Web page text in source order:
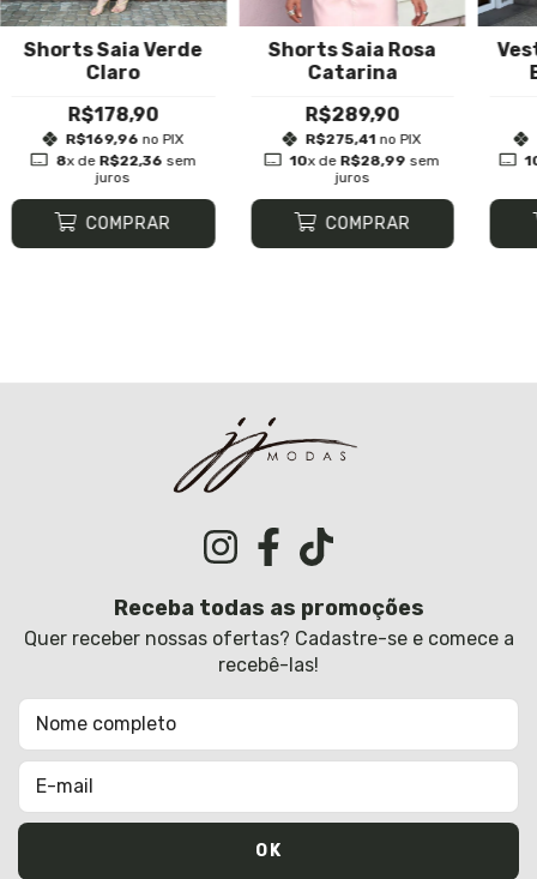
Shorts Saia Verde
Claro
R$178,90
R$169,96 no PIX
8x de R$22,36 sem
juros
COMPRAR
Shorts Saia Rosa
Catarina
R$289,90
R$275,41 no PIX
10x de R$28,99 sem
juros
COMPRAR
Receba todas as promoções
Quer receber nossas ofertas? Cadastre-se e comece a
recebê-las!